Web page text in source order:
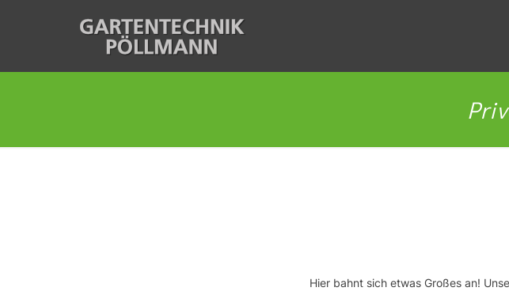
Hier bahnt sich etwas Großes an!